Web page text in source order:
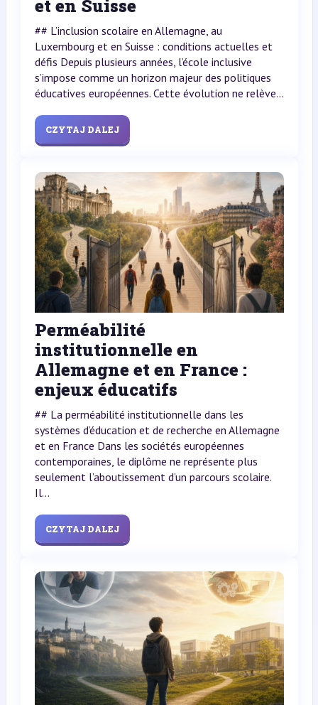
et en Suisse
## L’inclusion scolaire en Allemagne, au
Luxembourg et en Suisse : conditions actuelles et
défis Depuis plusieurs années, l’école inclusive
s’impose comme un horizon majeur des politiques
éducatives européennes. Cette évolution ne relève...
CZYTAJ DALEJ
Perméabilité
institutionnelle en
Allemagne et en France :
enjeux éducatifs
## La perméabilité institutionnelle dans les
systèmes d’éducation et de recherche en Allemagne
et en France Dans les sociétés européennes
contemporaines, le diplôme ne représente plus
seulement l’aboutissement d’un parcours scolaire.
Il...
CZYTAJ DALEJ